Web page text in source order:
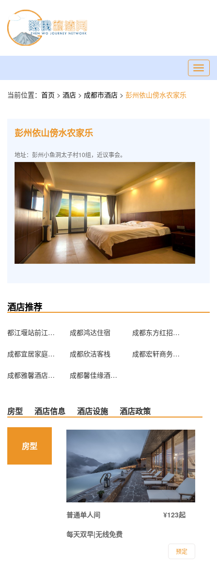
当前位置： 首页 > 酒店 > 成都市酒店 > 彭州依山傍水农家乐
彭州依山傍水农家乐
地址：彭州小鱼洞太子村10组，近议事会。
酒店推荐
都江堰站前江城客栈 成都鸿达住宿 成都东方红招待所
成都宜居家庭客栈 成都欣洁客栈 成都宏轩商务酒店
成都雅馨酒店公寓 成都馨佳缘酒店公寓
房型 酒店信息 酒店设施 酒店政策
房型
普通单人间
¥123起
每天双早|无线免费
预定